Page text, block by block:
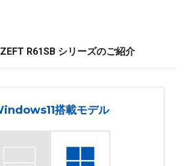
R61SB シリーズのご紹介
搭載モデル